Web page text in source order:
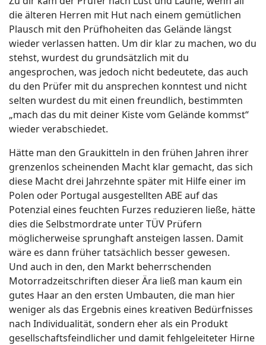
die älteren Herren mit Hut nach einem gemütlichen
Plausch mit den Prüfhoheiten das Gelände längst
wieder verlassen hatten. Um dir klar zu machen, wo du
stehst, wurdest du grundsätzlich mit du
angesprochen, was jedoch nicht bedeutete, das auch
du den Prüfer mit du ansprechen konntest und nicht
selten wurdest du mit einen freundlich, bestimmten
„mach das du mit deiner Kiste vom Gelände kommst“
wieder verabschiedet.
Hätte man den Graukitteln in den frühen Jahren ihrer
grenzenlos scheinenden Macht klar gemacht, das sich
diese Macht drei Jahrzehnte später mit Hilfe einer im
Polen oder Portugal ausgestellten ABE auf das
Potenzial eines feuchten Furzes reduzieren ließe, hätte
dies die Selbstmordrate unter TÜV Prüfern
möglicherweise sprunghaft ansteigen lassen. Damit
wäre es dann früher tatsächlich besser gewesen.
Und auch in den, den Markt beherrschenden
Motorradzeitschriften dieser Ära ließ man kaum ein
gutes Haar an den ersten Umbauten, die man hier
weniger als das Ergebnis eines kreativen Bedürfnisses
nach Individualität, sondern eher als ein Produkt
gesellschaftsfeindlicher und damit fehlgeleiteter Hirne